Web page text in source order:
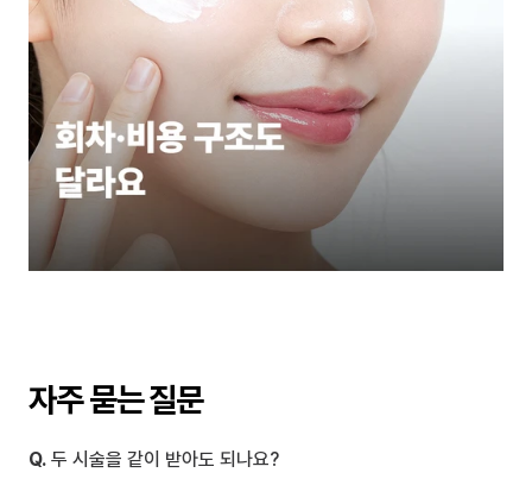
자주 묻는 질문
Q. 두 시술을 같이 받아도 되나요?